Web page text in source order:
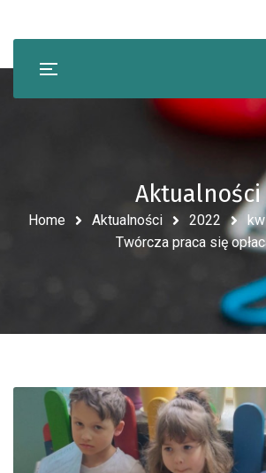
Aktualności
Home Aktualności 2022
Twórcza praca się